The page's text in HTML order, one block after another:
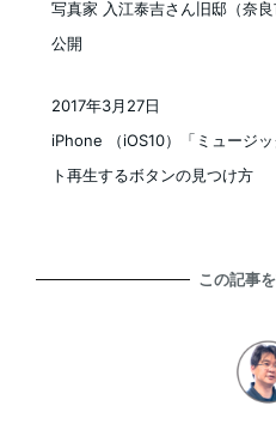
写真家 入江泰吉さん旧邸（奈
公開
iPhone （iOS10）「ミュージ
ト再生するボタンの見つけ方
投稿日
2017年3月27日
この記事